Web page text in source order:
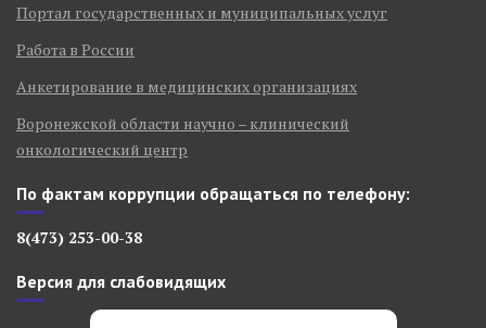
Портал государственных и муниципальных услуг
Работа в России
Анкетирование в медицинских организациях
Воронежской области научно – клинический
онкологический центр
По фактам коррупции обращаться по телефону:
8(473) 253-00-38
Версия для слабовидящих